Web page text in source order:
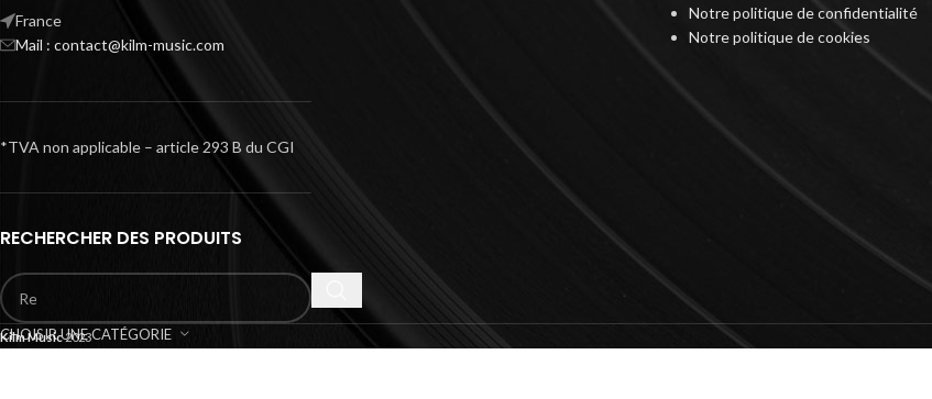
France
Mail : contact@kilm-music.com
*TVA non applicable – article 293 B du CGI
RECHERCHER DES PRODUITS
CHOISIR UNE CATÉGORIE
Notre politique de confidentialité
Notre politique de cookies
Kilm Music2023